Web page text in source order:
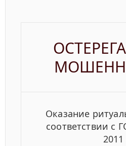
Оказание
соответствии с
2011